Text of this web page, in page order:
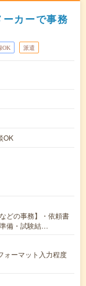
カーで事務
OK 派遣
OK
どの事務】・依頼書
備・試験結…
ォーマット入力程度